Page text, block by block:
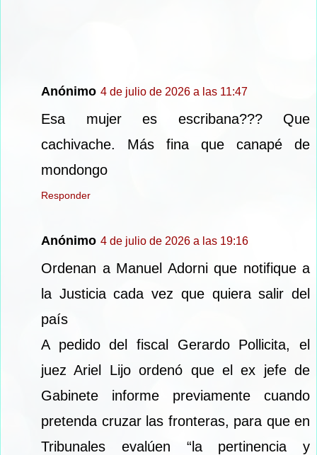
Anónimo 4 de julio de 2026 a las 11:47
Esa mujer es escribana??? Que
cachivache. Más fina que canapé de
mondongo
Responder
Anónimo 4 de julio de 2026 a las 19:16
Ordenan a Manuel Adorni que notifique a
la Justicia cada vez que quiera salir del
país
A pedido del fiscal Gerardo Pollicita, el
juez Ariel Lijo ordenó que el ex jefe de
Gabinete informe previamente cuando
pretenda cruzar las fronteras, para que en
Tribunales evalúen “la pertinencia y